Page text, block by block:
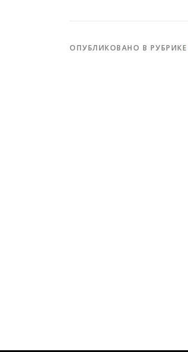
ОПУБЛИКОВАНО В РУБРИКЕ